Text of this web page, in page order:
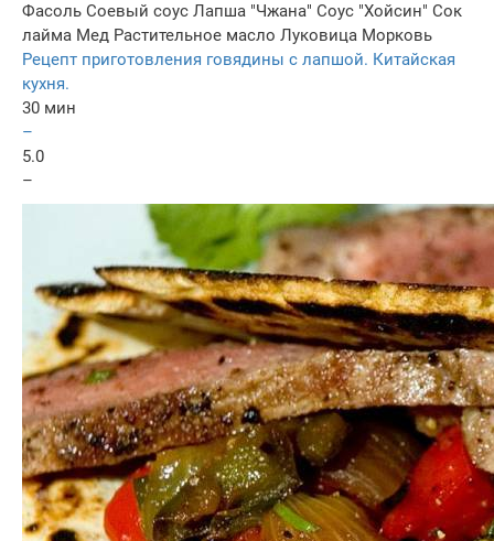
Фасоль Соевый соус Лапша "Чжана" Соус "Хойсин" Сок
лайма Мед Растительное масло Луковица Морковь
Рецепт приготовления говядины с лапшой. Китайская
кухня.
30 мин
–
5.0
–